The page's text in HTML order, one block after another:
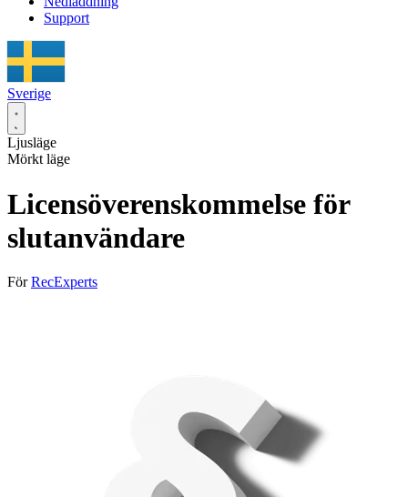
Support
Sverige
Ljusläge
Mörkt läge
Licensöverenskommelse för
slutanvändare
FörRecExperts